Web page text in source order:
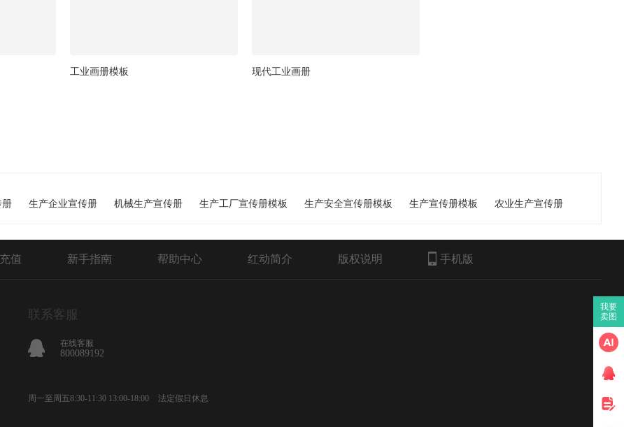
工业画册模板 现代工业画册
册 生产企业宣传册 机械生产宣传册 生产工厂宣传册模板 生产安全宣传册模板 生产宣传册模板 农业生产宣传册
值 新手指南 帮助中心 红动简介 版权说明 手机版
联系客服
在线客服
800089192
周一至周五8:30-11:30 13:00-18:00 法定假日休息
我要
卖图